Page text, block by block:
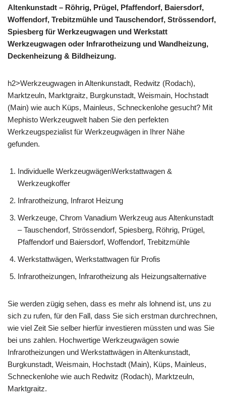
Altenkunstadt – Röhrig, Prügel, Pfaffendorf, Baiersdorf,
Woffendorf, Trebitzmühle und Tauschendorf, Strössendorf,
Spiesberg für Werkzeugwagen und Werkstatt
Werkzeugwagen oder Infrarotheizung und Wandheizung,
Deckenheizung & Bildheizung.
h2>Werkzeugwagen in Altenkunstadt, Redwitz (Rodach),
Marktzeuln, Marktgraitz, Burgkunstadt, Weismain, Hochstadt
(Main) wie auch Küps, Mainleus, Schneckenlohe gesucht? Mit
Mephisto Werkzeugwelt haben Sie den perfekten
Werkzeugspezialist für Werkzeugwägen in Ihrer Nähe
gefunden.
Individuelle WerkzeugwägenWerkstattwagen &
Werkzeugkoffer
Infrarotheizung, Infrarot Heizung
Werkzeuge, Chrom Vanadium Werkzeug aus Altenkunstadt
– Tauschendorf, Strössendorf, Spiesberg, Röhrig, Prügel,
Pfaffendorf und Baiersdorf, Woffendorf, Trebitzmühle
Werkstattwägen, Werkstattwagen für Profis
Infrarotheizungen, Infrarotheizung als Heizungsalternative
Sie werden zügig sehen, dass es mehr als lohnend ist, uns zu
sich zu rufen, für den Fall, dass Sie sich erstman durchrechnen,
wie viel Zeit Sie selber hierfür investieren müssten und was Sie
bei uns zahlen. Hochwertige Werkzeugwägen sowie
Infrarotheizungen und Werkstattwägen in Altenkunstadt,
Burgkunstadt, Weismain, Hochstadt (Main), Küps, Mainleus,
Schneckenlohe wie auch Redwitz (Rodach), Marktzeuln,
Marktgraitz.